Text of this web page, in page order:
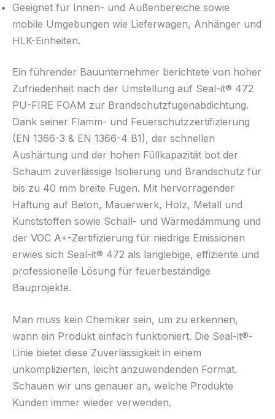
Geeignet für Innen- und Außenbereiche sowie
mobile Umgebungen wie Lieferwagen, Anhänger und
HLK-Einheiten.
Ein führender Bauunternehmer berichtete von hoher
Zufriedenheit nach der Umstellung auf Seal-it® 472
PU-FIRE FOAM zur Brandschutzfugenabdichtung.
Dank seiner Flamm- und Feuerschutzzertifizierung
(EN 1366-3 & EN 1366-4 B1), der schnellen
Aushärtung und der hohen Füllkapazität bot der
Schaum zuverlässige Isolierung und Brandschutz für
bis zu 40 mm breite Fugen. Mit hervorragender
Haftung auf Beton, Mauerwerk, Holz, Metall und
Kunststoffen sowie Schall- und Wärmedämmung und
der VOC A+-Zertifizierung für niedrige Emissionen
erwies sich Seal-it® 472 als langlebige, effiziente und
professionelle Lösung für feuerbeständige
Bauprojekte.
Man muss kein Chemiker sein, um zu erkennen,
wann ein Produkt einfach funktioniert. Die Seal-it®-
Linie bietet diese Zuverlässigkeit in einem
unkomplizierten, leicht anzuwendenden Format.
Schauen wir uns genauer an, welche Produkte
Kunden immer wieder verwenden.